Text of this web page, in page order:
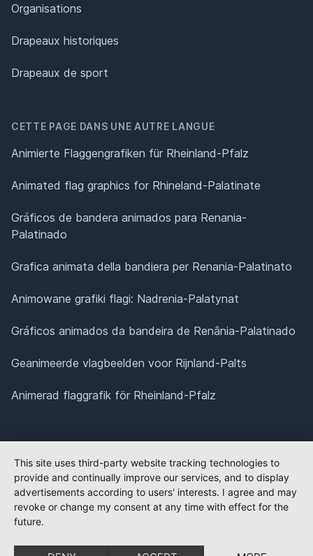
Organisations
Drapeaux historiques
Drapeaux de sport
CETTE PAGE DANS UNE AUTRE LANGUE
Animierte Flaggengrafiken für Rheinland-Pfalz
Animated flag graphics for Rhineland-Palatinate
Gráficos de bandera animados para Renania-
Palatinado
Grafica animata della bandiera per Renania-Palatinato
Animowane grafiki flagi: Nadrenia-Palatynat
Gráficos animados da bandeira de Renânia-Palatinado
Geanimeerde vlagbeelden voor Rijnland-Palts
Animerad flaggrafik för Rheinland-Pfalz
This site uses third-party website tracking technologies to
provide and continually improve our services, and to display
advertisements according to users' interests. I agree and may
revoke or change my consent at any time with effect for the
future.